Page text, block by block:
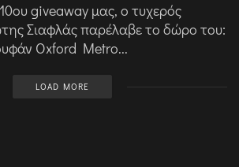
giveaway μας, ο τυχερός
Σιαφλάς παρέλαβε το δώρο του:
Oxford Metro...
LOAD MORE